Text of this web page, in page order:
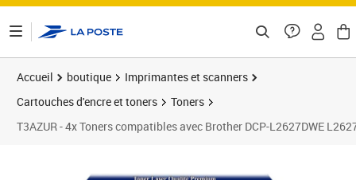
Accueil boutique
Imprimantes et scanners
Cartouches d'encre et toners
Toners
T3AZUR - 4x Toners compatibles avec Brother DCP-L2627DWE